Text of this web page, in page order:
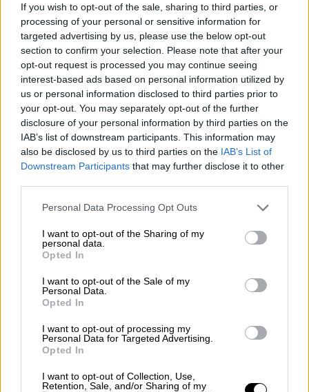
If you wish to opt-out of the sale, sharing to third parties, or
processing of your personal or sensitive information for
targeted advertising by us, please use the below opt-out
section to confirm your selection. Please note that after your
opt-out request is processed you may continue seeing
interest-based ads based on personal information utilized by
us or personal information disclosed to third parties prior to
your opt-out. You may separately opt-out of the further
disclosure of your personal information by third parties on the
IAB’s list of downstream participants. This information may
also be disclosed by us to third parties on the IAB’s List of
Downstream Participants that may further disclose it to other
Please note that this website/app uses one or more Google
not limited to your visit or usage behaviour. You may click to
grant or deny consent to Google and its third-party tags to
use your data for below specified purposes in below Google
consent section.
Personal Data Processing Opt Outs
I want to opt-out of the Sharing of my
personal data.
Opted In
I want to opt-out of the Sale of my
Personal Data.
Opted In
I want to opt-out of processing my
Personal Data for Targeted Advertising.
Opted In
I want to opt-out of Collection, Use,
Retention, Sale, and/or Sharing of my
δημοσιοποιηθεί το όνομά του δράστη, ο
οποίος έπεσε νεκρός από σφαίρες
αστυνομικών μέσα σε ελάχιστο χρόνο
αφότου διέπραξε την επίθεση, εξαιτίας
δικαστικής εντολής. «Κανένας τρομοκράτης,
είτε ζωντανός είτε νεκρός, δεν αξίζει να
προφέρουμε το όνομά του, ώστε να γίνεται
διαβόητος όπως ήθελε», είπε η Άρντερν.
Ωστόσο, μοιράστηκε με τους
δημοσιογράφους ότι πρόκειται για
υποστηρικτή της τζιχαντιστικής οργάνωσης
που είχε μετεγκατασταθεί στη Νέα Ζηλανδία
το 2011. Ο δράστης ήταν πρόσωπο γνωστό
«παρακολουθούσαν στενά» επί πέντε χρόνια.
Ο δράστηςείχε οδηγηθεί ενώπιον της
δικαιοσύνης αρκετές φορές.
αποφυλακιστεί τον Ιούλιο και
ασφαλείας «χρησιμοποιούσαν κάθε εργαλείο